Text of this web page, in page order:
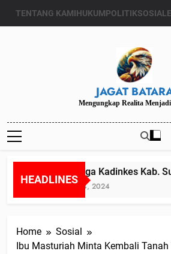
TENTANG KAMIHUKUMPOLITIKSOSIAL
JAGAT
Mengungkap Realita
HEADLINES
Diduga Kadinkes Kab.
Juli 24, 2024
Home
Sosial
Ibu Masturiah Minta Kembali Tanah